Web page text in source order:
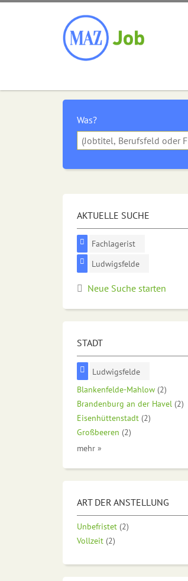
Was?
AKTUELLE SUCHE
Fachlagerist
Ludwigsfelde
Neue Suche starten
STADT
Ludwigsfelde
Blankenfelde-Mahlow (2)
Brandenburg an der Havel (2)
Eisenhüttenstadt (2)
Großbeeren (2)
mehr »
ART DER ANSTELLUNG
Unbefristet (2)
Vollzeit (2)